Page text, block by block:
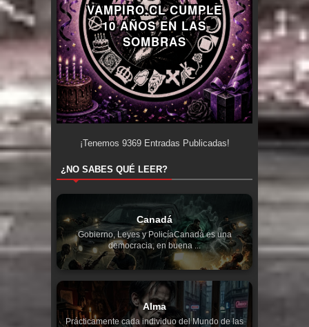
VAMPIRO.CL CUMPLE
10 AÑOS EN LAS
SOMBRAS
¡Tenemos 9369Entradas Publicadas!
¿NO SABES QUÉ LEER?
Canadá
Gobierno, Leyes y PolicíaCanadá es una
democracia, en buena ...
Alma
Prácticamente cada individuo del Mundo de las